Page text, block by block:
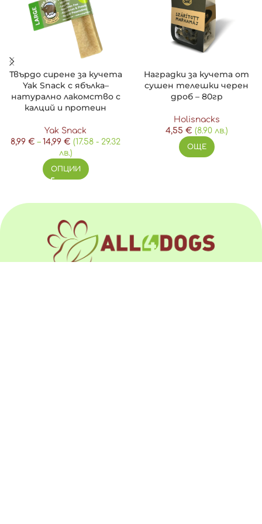
Укрепва дъвкателните мускули и осигурява дълготрайно
забавление.
Без консерванти, оцветители или добавки.
Подходящ за малки и средни породи кучета.
Приложение:
Давайте като лакомство или награда, винаги под надзор.
Не оставяйте кучето без наблюдение, докато консумира
кокала.
Опаковка:
Единична бройка, опакована в удобна и практична
мрежеста опаковка.
18–20 см.
Съхранение:
Твърдо сирене за кучета
Yak Snack с ябълка–
натурално лакомство с
калций и протеин
Yak Snack
8,99 € – 14,99 € (17.58 - 29.32
лв.)
ОПЦИИ
Наградки за кучета от
сушен телешки черен
дроб – 80гр
Holisnacks
4,55 € (8.90 лв.)
ОЩЕ